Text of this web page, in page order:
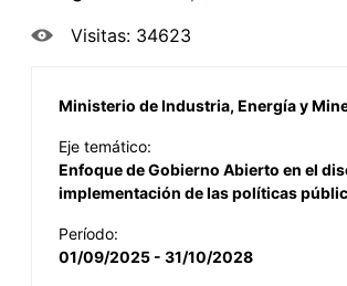
Visitas: 34623
Ministerio de Industria, Energía y
Eje temático:
Enfoque de Gobierno Abierto en el
implementación de las políticas
Período:
01/09/2025 - 31/10/2028